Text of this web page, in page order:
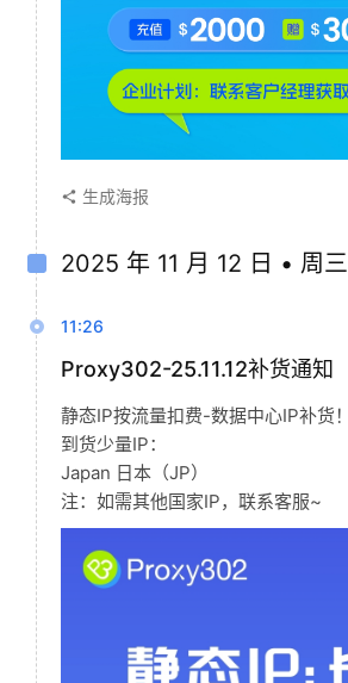
生成海报
2025 年 11 月 12 日 • 周三
11:26
Proxy302-25.11.12补货通知
静态IP按流量扣费-数据中心IP补货！
到货少量IP：
Japan 日本（JP）
注：如需其他国家IP，联系客服~